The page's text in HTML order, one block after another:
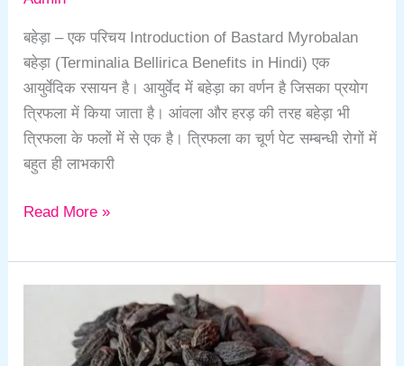
बहेड़ा – एक परिचय Introduction of Bastard Myrobalan
बहेड़ा (Terminalia Bellirica Benefits in Hindi) एक
आयुर्वेदिक रसायन है। आयुर्वेद में बहेड़ा का वर्णन है जिसका प्रयोग
त्रिफला में किया जाता है। आंवला और हरड़ की तरह बहेड़ा भी
त्रिफला के फलों में से एक है। त्रिफला का चूर्ण पेट सम्बन्धी रोगों में
बहुत ही लाभकारी
Read More »
FAYDE